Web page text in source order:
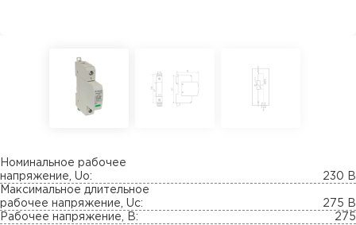
Номинальное рабочее
напряжение, Uo:
230 В
Максимальное длительное
рабочее напряжение, Uc:
275 В
Рабочее напряжение, В:
275